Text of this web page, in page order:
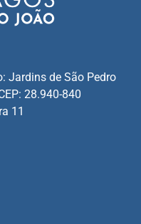
Jardins de São Pedro
28.940-840
11